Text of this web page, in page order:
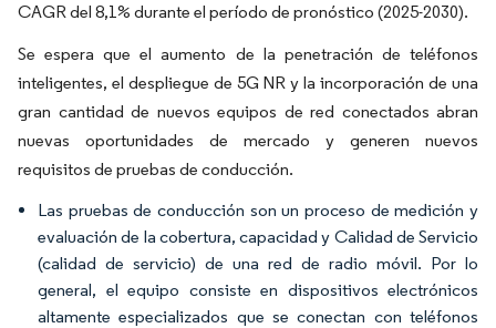
CAGR del 8,1% durante el período de pronóstico (2025-2030).
Se espera que el aumento de la penetración de teléfonos
inteligentes, el despliegue de 5G NR y la incorporación de una
gran cantidad de nuevos equipos de red conectados abran
nuevas oportunidades de mercado y generen nuevos
requisitos de pruebas de conducción.
Las pruebas de conducción son un proceso de medición y
evaluación de la cobertura, capacidad y Calidad de Servicio
(calidad de servicio) de una red de radio móvil. Por lo
general, el equipo consiste en dispositivos electrónicos
altamente especializados que se conectan con teléfonos